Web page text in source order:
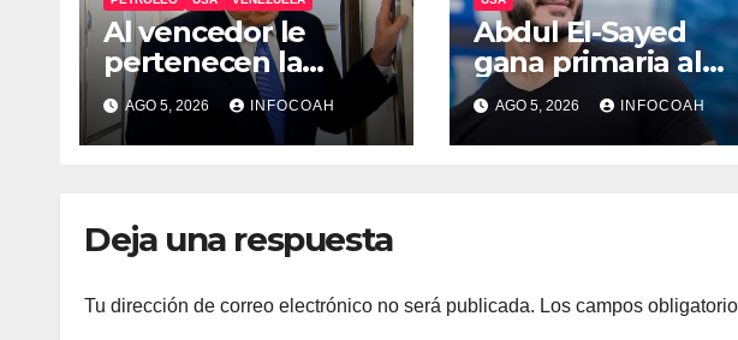
Al vencedor le
pertenecen la
riquezas – Trump
AGO 5, 2026 INFOCOAH
Abdul El-Sayed
gana primaria al
Senado por
Michigan
AGO 5, 2026 INFOCOAH
Deja una respuesta
Tu dirección de correo electrónico no será publicada. Los campos